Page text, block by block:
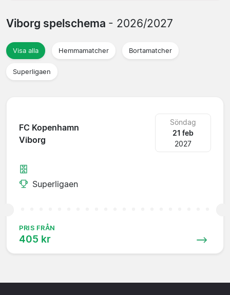
Viborg spelschema - 2026/2027
Visa alla Hemmamatcher Bortamatcher
Superligaen
FC Kopenhamn
Viborg
Söndag
21 feb
2027
Superligaen
PRIS FRÅN
405 kr